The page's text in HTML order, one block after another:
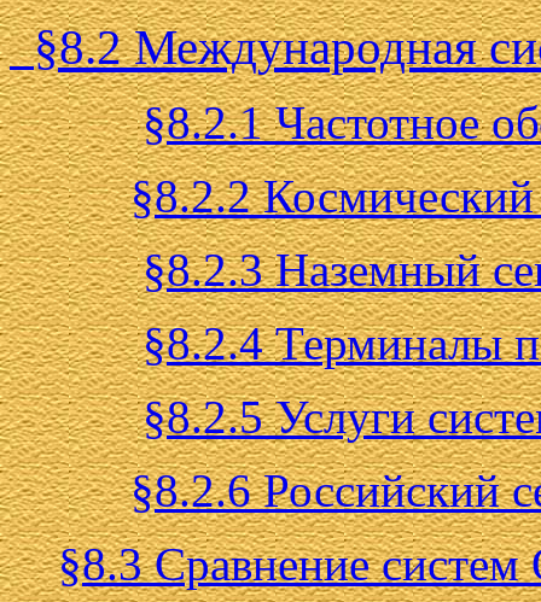
§8.2 Международная
§8.2.1 Частотное
§8.2.2 Космический
§8.2.3 Наземный
§8.2.4 Терминалы
§8.2.5 Услуги
§8.2.6 Российский
§8.3 Сравнение систем